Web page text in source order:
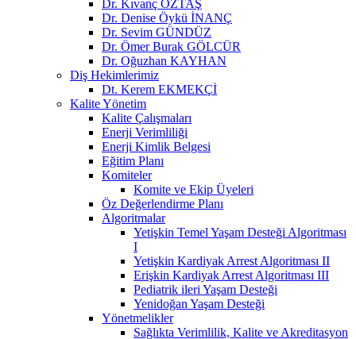
Dr. Kıvanç ÖZTAŞ
Dr. Denise Öykü İNANÇ
Dr. Sevim GÜNDÜZ
Dr. Ömer Burak GÖLCÜR
Dr. Oğuzhan KAYHAN
Diş Hekimlerimiz
Dt. Kerem EKMEKÇİ
Kalite Yönetim
Kalite Çalışmaları
Enerji Verimliliği
Enerji Kimlik Belgesi
Eğitim Planı
Komiteler
Komite ve Ekip Üyeleri
Öz Değerlendirme Planı
Algoritmalar
Yetişkin Temel Yaşam Desteği Algoritması
I
Yetişkin Kardiyak Arrest Algoritması II
Erişkin Kardiyak Arrest Algoritması III
Pediatrik ileri Yaşam Desteği
Yenidoğan Yaşam Desteği
Yönetmelikler
Sağlıkta Verimlilik, Kalite ve Akreditasyon